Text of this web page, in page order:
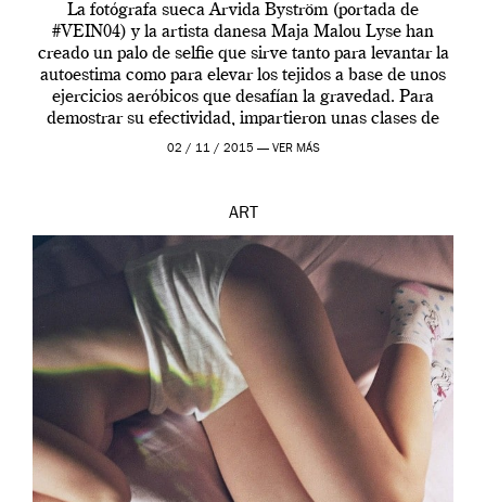
La fotógrafa sueca Arvida Byström (portada de
#VEIN04) y la artista danesa Maja Malou Lyse han
creado un palo de selfie que sirve tanto para levantar la
autoestima como para elevar los tejidos a base de unos
ejercicios aeróbicos que desafían la gravedad. Para
demostrar su efectividad, impartieron unas clases de
prueba en el Tate […]
02 / 11 / 2015 — VER MÁS
ART